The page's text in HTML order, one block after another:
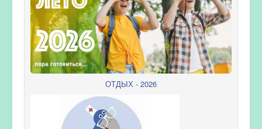
ОТДЫХ - 2026